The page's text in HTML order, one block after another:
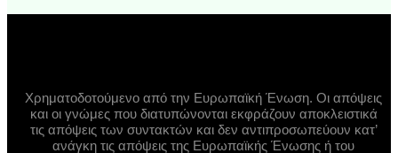
Χρηματοδοτούμενο από την Ευρωπαϊκή Ένωση. Οι απόψεις
και οι γνώμες που διατυπώνονται εκφράζουν αποκλειστικά
τις απόψεις των συντακτών και δεν αντιπροσωπεύουν κατ’
ανάγκη τις απόψεις της Ευρωπαϊκής Ένωσης ή του